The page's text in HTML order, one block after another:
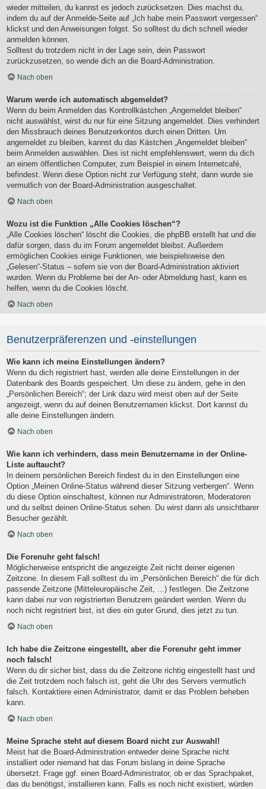
wieder mitteilen, du kannst es jedoch zurücksetzen. Dies machst du,
indem du auf der Anmelde-Seite auf „Ich habe mein Passwort vergessen“
klickst und den Anweisungen folgst. So solltest du dich schnell wieder
anmelden können.
Solltest du trotzdem nicht in der Lage sein, dein Passwort
zurückzusetzen, so wende dich an die Board-Administration.
Nach oben
Warum werde ich automatisch abgemeldet?
Wenn du beim Anmelden das Kontrollkästchen „Angemeldet bleiben“
nicht auswählst, wirst du nur für eine Sitzung angemeldet. Dies verhindert
den Missbrauch deines Benutzerkontos durch einen Dritten. Um
angemeldet zu bleiben, kannst du das Kästchen „Angemeldet bleiben“
beim Anmelden auswählen. Dies ist nicht empfehlenswert, wenn du dich
an einem öffentlichen Computer, zum Beispiel in einem Internetcafé,
befindest. Wenn diese Option nicht zur Verfügung steht, dann wurde sie
vermutlich von der Board-Administration ausgeschaltet.
Nach oben
Wozu ist die Funktion „Alle Cookies löschen“?
„Alle Cookies löschen“ löscht die Cookies, die phpBB erstellt hat und die
dafür sorgen, dass du im Forum angemeldet bleibst. Außerdem
ermöglichen Cookies einige Funktionen, wie beispielsweise den
„Gelesen“-Status – sofern sie von der Board-Administration aktiviert
wurden. Wenn du Probleme bei der An- oder Abmeldung hast, kann es
helfen, wenn du die Cookies löscht.
Nach oben
Benutzerpräferenzen und -einstellungen
Wie kann ich meine Einstellungen ändern?
Wenn du dich registriert hast, werden alle deine Einstellungen in der
Datenbank des Boards gespeichert. Um diese zu ändern, gehe in den
„Persönlichen Bereich“; der Link dazu wird meist oben auf der Seite
angezeigt, wenn du auf deinen Benutzernamen klickst. Dort kannst du
alle deine Einstellungen ändern.
Nach oben
Wie kann ich verhindern, dass mein Benutzername in der Online-
Liste auftaucht?
In deinem persönlichen Bereich findest du in den Einstellungen eine
Option „Meinen Online-Status während dieser Sitzung verbergen“. Wenn
du diese Option einschaltest, können nur Administratoren, Moderatoren
und du selbst deinen Online-Status sehen. Du wirst dann als unsichtbarer
Besucher gezählt.
Nach oben
Die Forenuhr geht falsch!
Möglicherweise entspricht die angezeigte Zeit nicht deiner eigenen
Zeitzone. In diesem Fall solltest du im „Persönlichen Bereich“ die für dich
passende Zeitzone (Mitteleuropäische Zeit, ...) festlegen. Die Zeitzone
kann dabei nur von registrierten Benutzern geändert werden. Wenn du
noch nicht registriert bist, ist dies ein guter Grund, dies jetzt zu tun.
Nach oben
Ich habe die Zeitzone eingestellt, aber die Forenuhr geht immer
noch falsch!
Wenn du dir sicher bist, dass du die Zeitzone richtig eingestellt hast und
die Zeit trotzdem noch falsch ist, geht die Uhr des Servers vermutlich
falsch. Kontaktiere einen Administrator, damit er das Problem beheben
kann.
Nach oben
Meine Sprache steht auf diesem Board nicht zur Auswahl!
Meist hat die Board-Administration entweder deine Sprache nicht
installiert oder niemand hat das Forum bislang in deine Sprache
übersetzt. Frage ggf. einen Board-Administrator, ob er das Sprachpaket,
das du benötigst, installieren kann. Falls es noch nicht existiert, würden